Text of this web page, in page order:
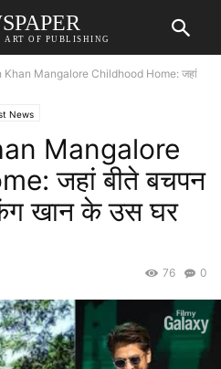
ART OF PUBLISHING
Khan Mangalore Childhood Home: जहां
News
Mangalore
जहां बीते बचपन
खान के उस घर
0
76